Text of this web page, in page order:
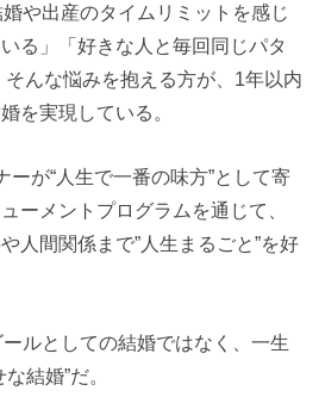
婚や出産のタイムリミットを感じ
る」「好きな人と毎回同じパタ
んな悩みを抱える方が、1年以内
を実現している。
ーが“人生で一番の味方”として寄
ーメントプログラムを通じて、
人間関係まで”人生まるごと”を好
ルとしての結婚ではなく、一生
結婚”だ。